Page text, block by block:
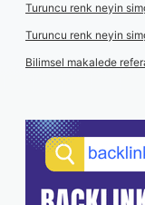
Turuncu renk neyin
Turuncu renk neyin
Bilimsel makalede